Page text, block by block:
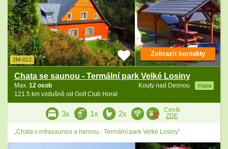
2M-012
Chata se saunou - Termální park Velké Losiny
Kouty nad Desnou mapa
Max. 12 osob
121.5 km vzdušně od Golf Club Horal
Zobrazit kontakty
3x 1x 2x
Ceník
ZDE
„Chata s infrasaunou a hernou - Termální park Velké Losiny“